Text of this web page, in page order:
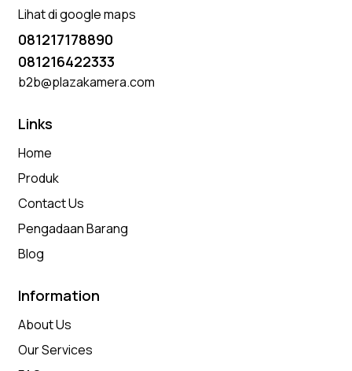
Lihat di google maps
081217178890
081216422333
b2b@plazakamera.com
Links
Home
Produk
Contact Us
Pengadaan Barang
Blog
Information
About Us
Our Services